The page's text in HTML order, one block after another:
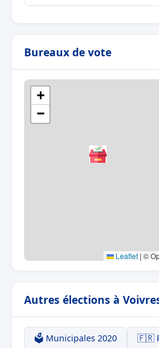
Bureaux de vote
+
−
Leaflet | ©
Autres élections à
🗳️ Municipales 2020 🇫🇷